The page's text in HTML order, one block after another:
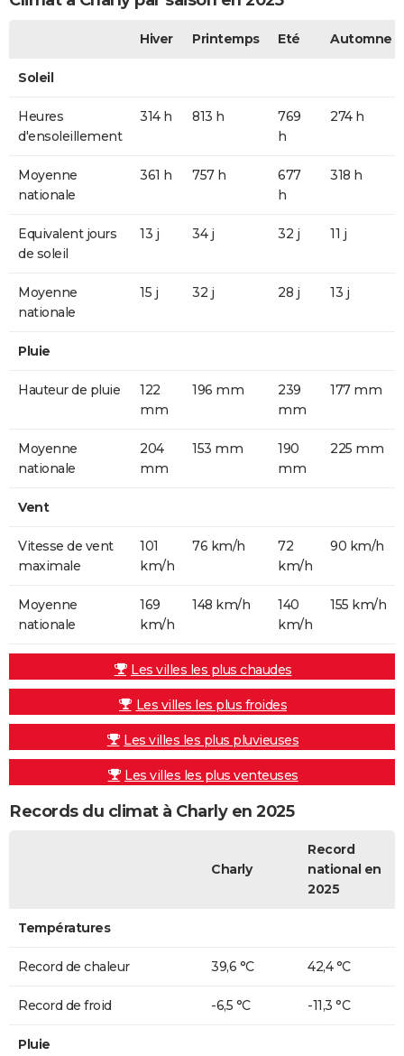
Hiver Printemps Eté Automne
Soleil
Heures
d'ensoleillement
314 h 813 h
769
h
274 h
Moyenne
nationale
361 h 757 h
677
h
318 h
Equivalent jours
de soleil
13 j 34 j 32 j 11 j
Moyenne
nationale
15 j 32 j 28 j 13 j
Pluie
Hauteur de pluie
122
mm
196 mm
239
mm
177 mm
Moyenne
nationale
204
mm
153 mm
190
mm
225 mm
Vent
Vitesse de vent
maximale
101
km/h
76 km/h
72
km/h
90 km/h
Moyenne
nationale
169
km/h
148 km/h
140
km/h
155 km/h
Les villes les plus chaudes
Les villes les plus froides
Les villes les plus pluvieuses
Les villes les plus venteuses
Records du climat à Charly en 2025
Charly
Record
national en
2025
Températures
Record de chaleur 39,6 °C 42,4 °C
Record de froid -6,5 °C -11,3 °C
Pluie